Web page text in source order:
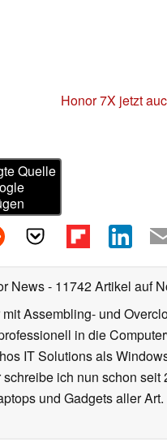
Honor 7X jetzt
Quelle
News- 11742 Artikel auf
Assembling- und
in die
IT Solutions als
ich nun schon
und Gadgets aller Art.